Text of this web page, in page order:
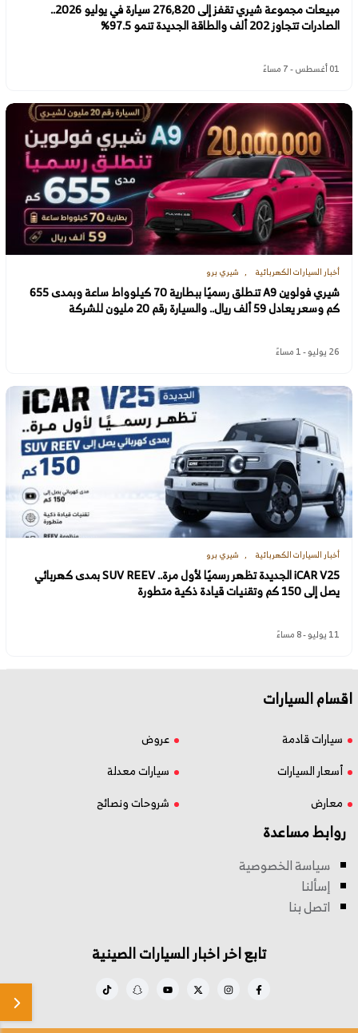
مبيعات مجموعة شيري تقفز إلى 276,820 سيارة في يوليو 2026..
الصادرات تتجاوز 202 ألف والطاقة الجديدة تنمو 97.5%
01 أغسطس - 7 مساءً
أخبار السيارات الكهربائية شيري برو
شيري فولوين A9 تنطلق رسميًا ببطارية 70 كيلوواط ساعة وبمدى 655
كم وسعر يعادل 59 ألف ريال.. والسيارة رقم 20 مليون للشركة
26 يوليو - 1 مساءً
أخبار السيارات الكهربائية شيري برو
iCAR V25 الجديدة تظهر رسميًا لأول مرة.. SUV REEV بمدى كهربائي
يصل إلى 150 كم وتقنيات قيادة ذكية متطورة
11 يوليو - 8 مساءً
اقسام السيارات
سيارات قادمة
عروض
أسعار السيارات
سيارات معدلة
معارض
شروحات ونصائح
روابط مساعدة
سياسة الخصوصية
إسألنا
اتصل بنا
تابع اخر اخبار السيارات الصينية